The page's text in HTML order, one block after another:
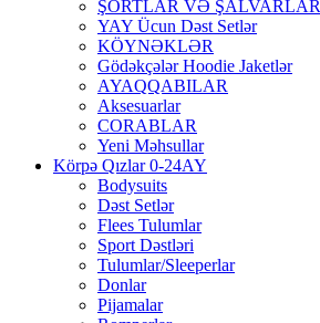
ŞORTLAR VƏ ŞALVARLAR
YAY Ücun Dəst Setlər
KÖYNƏKLƏR
Gödəkçələr Hoodie Jaketlər
AYAQQABILAR
Aksesuarlar
CORABLAR
Yeni Məhsullar
Körpə Qızlar 0-24AY
Bodysuits
Dəst Setlər
Flees Tulumlar
Sport Dəstləri
Tulumlar/Sleeperlar
Donlar
Pijamalar